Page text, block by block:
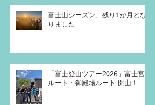
富士山シーズン、残り1か月とな
りました
「富士登山ツアー2026」富士宮
ルート・御殿場ルート 開山！